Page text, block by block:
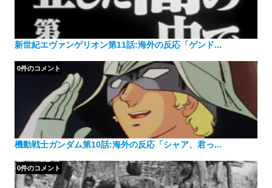
新世紀エヴァンゲリオン第11話:海外の反応「ゲンド...
機動戦士ガンダム第10話:海外の反応「シャア、君っ...
0件のコメント
0件のコメント